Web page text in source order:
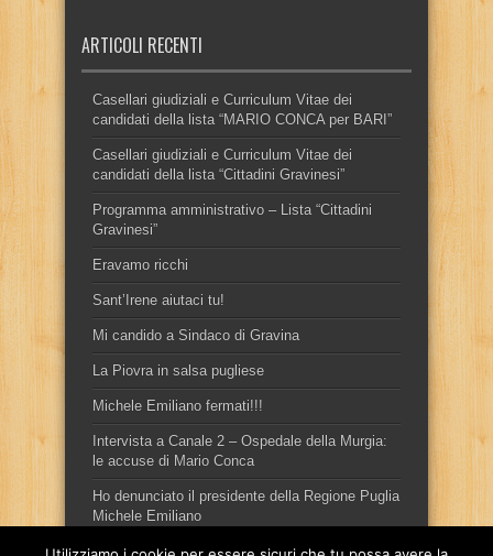
ARTICOLI RECENTI
Casellari giudiziali e Curriculum Vitae dei
candidati della lista “MARIO CONCA per BARI”
Casellari giudiziali e Curriculum Vitae dei
candidati della lista “Cittadini Gravinesi”
Programma amministrativo – Lista “Cittadini
Gravinesi”
Eravamo ricchi
Sant’Irene aiutaci tu!
Mi candido a Sindaco di Gravina
La Piovra in salsa pugliese
Michele Emiliano fermati!!!
Intervista a Canale 2 – Ospedale della Murgia:
le accuse di Mario Conca
Ho denunciato il presidente della Regione Puglia
Michele Emiliano